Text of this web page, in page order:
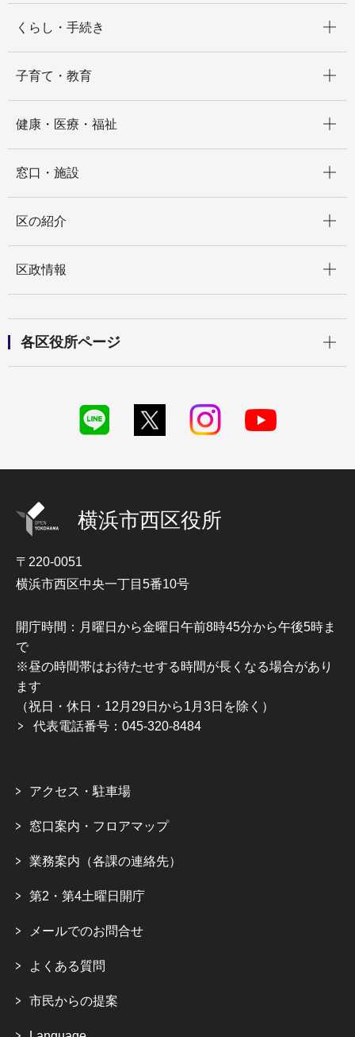
くらし・手続き
子育て・教育
健康・医療・福祉
窓口・施設
区の紹介
区政情報
各区役所ページ
横浜市西区役所
〒220-0051
横浜市西区中央一丁目5番10号
開庁時間：月曜日から金曜日午前8時45分から午後5時ま
で
※昼の時間帯はお待たせする時間が長くなる場合があり
ます
（祝日・休日・12月29日から1月3日を除く）
代表電話番号：045-320-8484
アクセス・駐車場
窓口案内・フロアマップ
業務案内（各課の連絡先）
第2・第4土曜日開庁
メールでのお問合せ
よくある質問
市民からの提案